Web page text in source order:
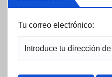
Tu correo electrónico: